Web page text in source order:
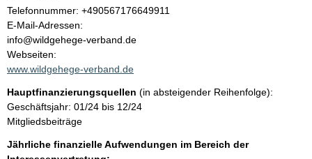
t
K
o
n
t
a
t
i
n
f
o
Telefonnummer: +490567176649911
E-Mail-Adressen:
info@wildgehege-verband.de
Webseiten:
www.wildgehege-verband.de
Hauptfinanzierungsquellen (in absteigender Reihenfolge):
Geschäftsjahr: 01/24 bis 12/24
Mitgliedsbeiträge
Jährliche finanzielle Aufwendungen im Bereich der